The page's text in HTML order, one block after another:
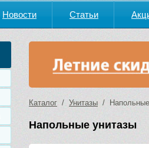
Новости Статьи
Каталог / Унитазы /
Напольные унитазы